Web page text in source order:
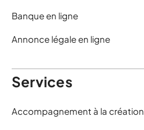
Banque en ligne
Annonce légale en ligne
Services
Accompagnement à la création